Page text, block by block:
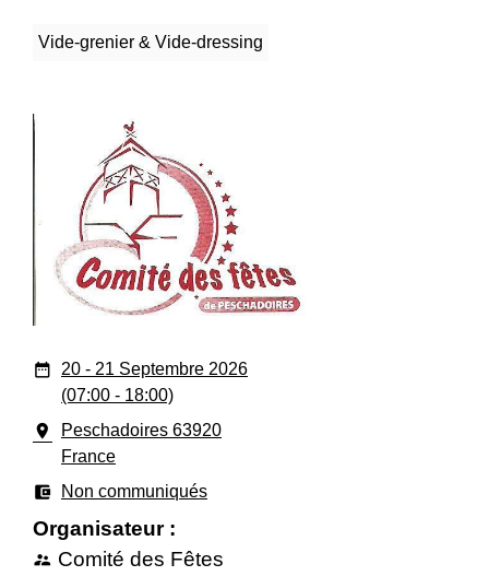
Vide-grenier & Vide-dressing
date_range
20 - 21 Septembre 2026
(07:00 - 18:00)
room
Peschadoires 63920
France
account_balance_wallet Non communiqués
Organisateur :
supervisor_account Comité des Fêtes